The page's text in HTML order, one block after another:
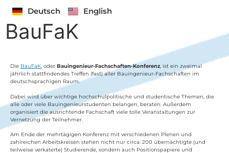
Deutsch
English
BauFaK
Die BauFaK, oder Bauingenieur-Fachschaften-Konferenz, ist ein zweimal
jährlich stattfindendes Treffen (fast) aller Bauingenieur-Fachschaften im
deutschsprachigen Raum.
Dabei wird über wichtige hochschulpolitische und studentische Themen, die
alle oder viele Bauingenieurstudenten belangen, beraten. Außerdem
organisiert die ausrichtende Fachschaft viele tolle Veranstaltungen zur
Vernetzung der Teilnehmer.
Am Ende der mehrtägigen Konferenz mit verschiedenen Plenen und
zahlreichen Arbeitskreisen stehen nicht nur circa. 200 übernächtigte (und
teilweise verkaterte) Studierende, sondern auch Positionspapiere und